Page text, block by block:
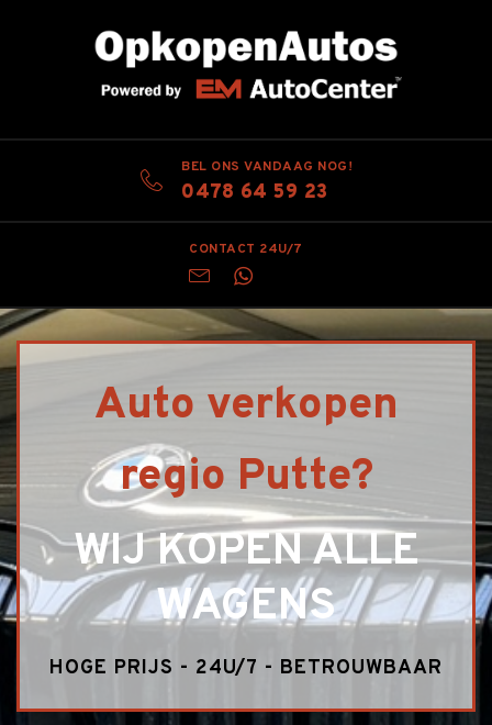
BEL ONS VANDAAG NOG!
0478 64 59 23
CONTACT 24U/7
Auto verkopen
regio Putte?
WIJ KOPEN ALLE
WAGENS
HOGE PRIJS - 24U/7 - BETROUWBAAR